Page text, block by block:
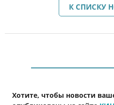
К СПИСКУ
Хотите, чтобы новости